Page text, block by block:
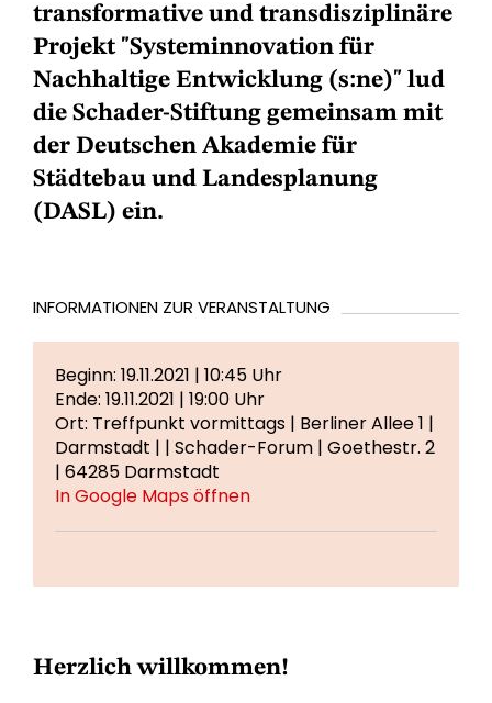
transformative und transdisziplinäre
Projekt "Systeminnovation für
Nachhaltige Entwicklung (s:ne)" lud
die Schader-Stiftung gemeinsam mit
der Deutschen Akademie für
Städtebau und Landesplanung
(DASL) ein.
INFORMATIONEN ZUR VERANSTALTUNG
Beginn: 19.11.2021 | 10:45 Uhr
Ende: 19.11.2021 | 19:00 Uhr
Ort: Treffpunkt vormittags | Berliner Allee 1 |
Darmstadt | | Schader-Forum | Goethestr. 2
| 64285 Darmstadt
In Google Maps öffnen
Herzlich willkommen!